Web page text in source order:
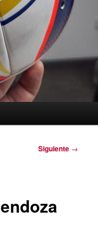
Siguiente →